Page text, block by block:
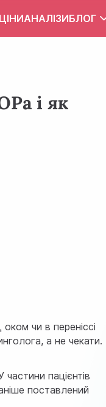
ЦІНИАНАЛІЗИБЛОГ
і як
чи в переніссі
а не чекати.
пацієнтів
поставлений